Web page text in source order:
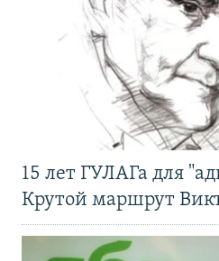
15 лет ГУЛАГа для
Крутой маршрут